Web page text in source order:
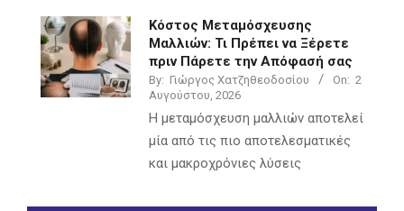
Κόστος Μεταμόσχευσης
Μαλλιών: Τι Πρέπει να Ξέρετε
πριν Πάρετε την Απόφασή σας
By: Γιώργος Χατζηθεοδοσίου On: 2
Αυγούστου, 2026
Η μεταμόσχευση μαλλιών αποτελεί
μία από τις πιο αποτελεσματικές
και μακροχρόνιες λύσεις